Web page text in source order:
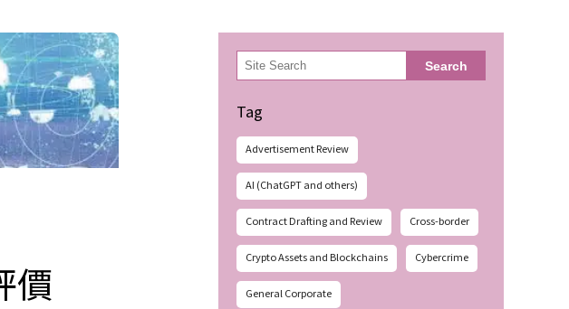
價
検
索 Search
Tag
Advertisement Review
AI (ChatGPT and others)
Contract Drafting and Review Cross-border
Crypto Assets and Blockchains Cybercrime
General Corporate